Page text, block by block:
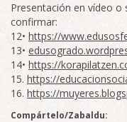
Presentación en vídeo o
confirmar:
12• https://
13•
14• https://
15. https://
16. https://
Compártelo/Zabaldu: